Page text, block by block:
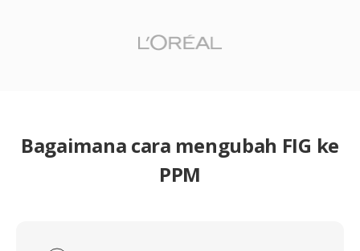
Bagaimana cara mengubah FIG ke
PPM